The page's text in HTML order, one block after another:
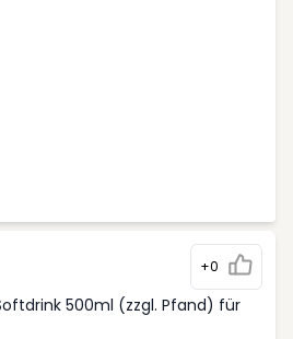
+0
500ml (zzgl. Pfand) für